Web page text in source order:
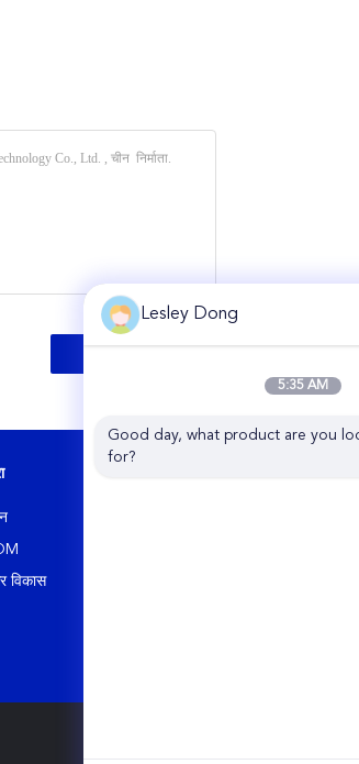
विकास
Lesley Dong
5:35 AM
Good day, what product are you
for?